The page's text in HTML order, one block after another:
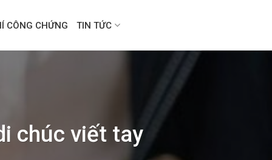
CÔNG CHỨNG TIN TỨC
chúc viết tay